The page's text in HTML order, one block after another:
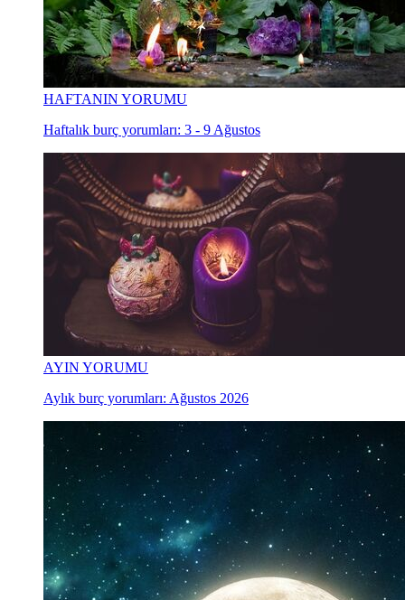
HAFTANIN YORUMU
Haftalık burç yorumları: 3 - 9 Ağustos
AYIN YORUMU
Aylık burç yorumları: Ağustos 2026